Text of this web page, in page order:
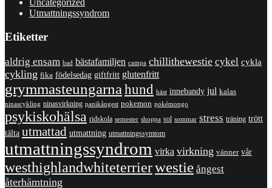
Uncategorized
Utmattningssyndrom
Etiketter
aldrig ensam bad bästafamiljen campa chillithewestie cykel cykla
cykling fika födelsedag giftfritt glutenfritt
grymmasteungarna hund häst innebandy jul kalas
ninascykling ninasvirkning panikångest pokemon pokémongo
psykiskohälsa ridskola semester shoppa sol sommar stress träning trött
tälta utmattad utmattning utmattningssymtom
utmattningssyndrom virka virkning vänner vår
westhighlandwhiteterrierwestie ångest
återhämtning